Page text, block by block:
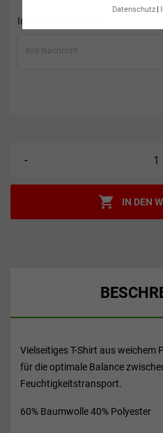
Datenschutz
Initialen (2 Zeichen)
-
 IN DEN
Vielseitiges T-Shirt aus weichem
für die optimale Balance
Feuchtigkeitstransport.
60% Baumwolle 40% Polyester